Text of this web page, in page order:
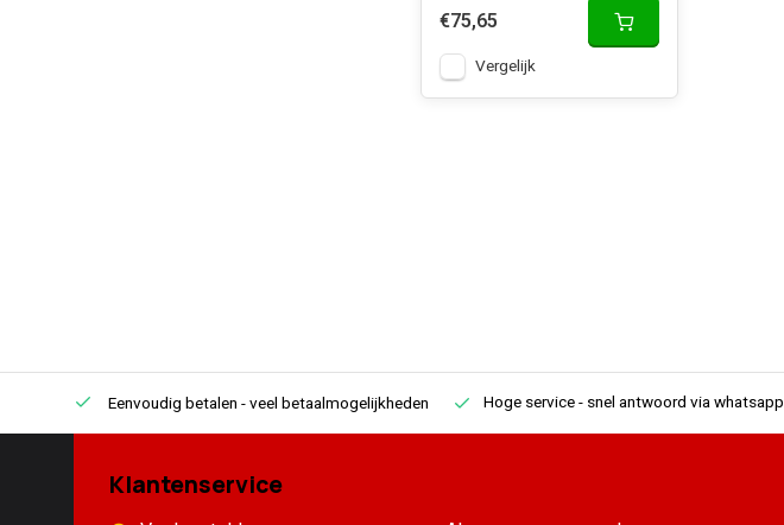
€75,65
Vergelijk
Eenvoudig betalen - veel betaalmogelijkheden Hoge service- snel antwoord via whatsapp
Klantenservice